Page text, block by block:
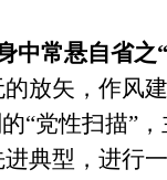
中常悬自省之
放矢，作风
“党性扫描”
典型，进行